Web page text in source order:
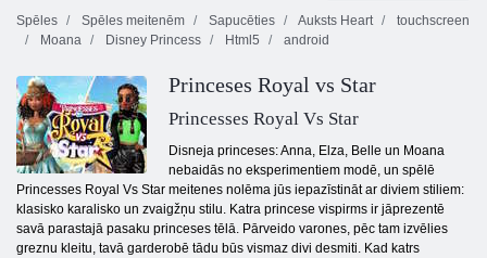
Spēles
Spēles meitenēm Sapucēties Auksts Heart
touchscreen
Moana
Disney Princess Html5 android
Princeses Royal vs Star
Princesses Royal Vs Star
Disneja princeses: Anna, Elza, Belle un Moana
nebaidās no eksperimentiem modē, un spēlē
Princesses Royal Vs Star meitenes nolēma jūs iepazīstināt ar diviem stiliem:
klasisko karalisko un zvaigžņu stilu. Katra princese vispirms ir jāprezentē
savā parastajā pasaku princeses tēlā. Pārveido varones, pēc tam izvēlies
greznu kleitu, tavā garderobē tādu būs vismaz divi desmiti. Kad katrs